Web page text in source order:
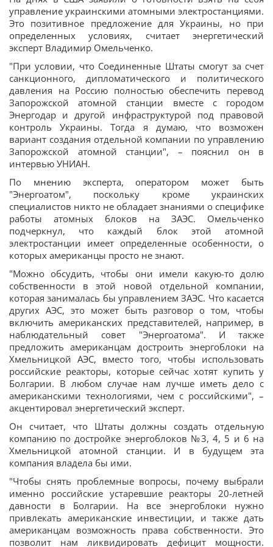
управление украинскими атомными электростанциями.
Это позитивное предложение для Украины, но при
определенных условиях, считает энергетический
эксперт Владимир Омельченко.
"При условии, что Соединенные Штаты смогут за счет
санкционного, дипломатического и политического
давления на Россию полностью обеспечить перевод
Запорожской атомной станции вместе с городом
Энергодар и другой инфраструктурой под правовой
контроль Украины. Тогда я думаю, что возможен
вариант создания отдельной компании по управлению
Запорожской атомной станции", – пояснил он в
интервью УНИАН.
По мнению эксперта, оператором может быть
"Энергоатом", поскольку кроме украинских
специалистов никто не обладает знаниями о специфике
работы атомных блоков на ЗАЭС. Омельченко
подчеркнул, что каждый блок этой атомной
электростанции имеет определенные особенности, о
которых американцы просто не знают.
"Можно обсудить, чтобы они имели какую-то долю
собственности в этой новой отдельной компании,
которая занималась бы управлением ЗАЭС. Что касается
других АЭС, это может быть разговор о том, чтобы
включить американских представителей, например, в
наблюдательный совет "Энергоатома". И также
предложить американцам достроить энергоблоки на
Хмельницкой АЭС, вместо того, чтобы использовать
российские реакторы, которые сейчас хотят купить у
Болгарии. В любом случае нам лучше иметь дело с
американскими технологиями, чем с российскими", –
акцентировал энергетический эксперт.
Он считает, что Штаты должны создать отдельную
компанию по достройке энергоблоков №3, 4, 5 и 6 на
Хмельницкой атомной станции. И в будущем эта
компания владела бы ими.
"Чтобы снять проблемные вопросы, почему выбрали
именно российские устаревшие реакторы 20-летней
давности в Болгарии. На все энергоблоки нужно
привлекать американские инвестиции, и также дать
американцам возможность права собственности. Это
позволит нам ликвидировать дефицит мощности.